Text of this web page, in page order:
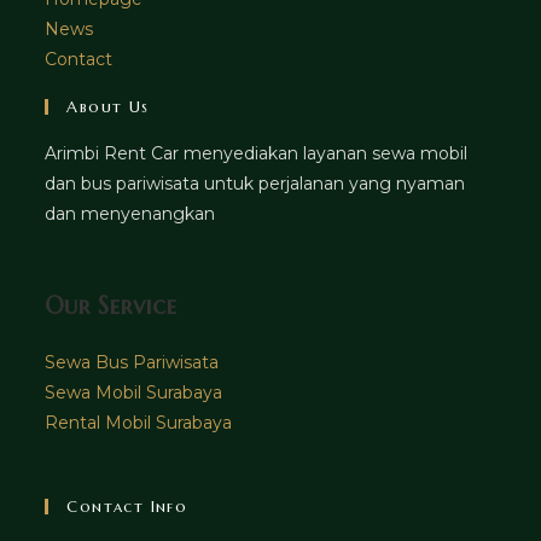
News
Contact
About Us
Arimbi Rent Car menyediakan layanan sewa mobil
dan bus pariwisata untuk perjalanan yang nyaman
dan menyenangkan
Our Service
Sewa Bus Pariwisata
Sewa Mobil Surabaya
Rental Mobil Surabaya
Contact Info